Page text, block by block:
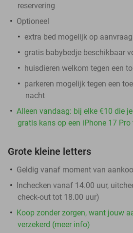
reservering
Optioneel
extra bed mogelijk op
gratis babybedje beschikbaar
huisdieren welkom tegen een
parkeren mogelijk tegen een
nacht
Alleen vandaag: bij elke €10 die
gratis kans op een iPhone 17 Pro
Grote kleine letters
Geldig vanaf moment van
Inchecken vanaf 14.00 uur,
check-out tot 18.00 uur)
Koop zonder zorgen, want jouw
verzekerd (meer info)